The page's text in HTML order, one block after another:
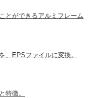
とができるアルミフレーム
、EPSファイルに変換。
特徴。